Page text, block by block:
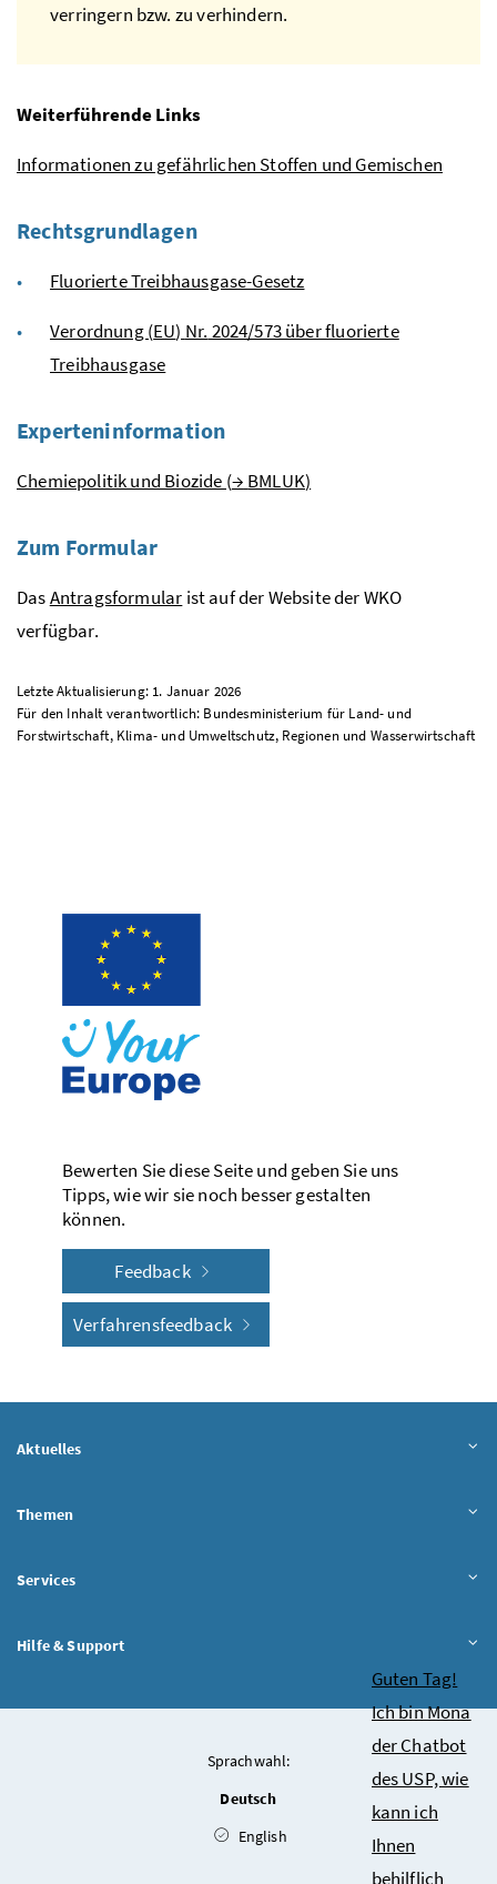
verringern bzw. zu verhindern.
Weiterführende Links
Informationen zu gefährlichen Stoffen und Gemischen
Rechtsgrundlagen
Fluorierte Treibhausgase-Gesetz
Verordnung (EU) Nr. 2024/573 über fluorierte
Treibhausgase
Experteninformation
Chemiepolitik und Biozide (→ BMLUK)
Zum Formular
DasAntragsformular ist auf der Website derWKO
verfügbar.
Letzte Aktualisierung: 1. Januar 2026
Für den Inhalt verantwortlich: Bundesministerium für Land- und
Forstwirtschaft, Klima- und Umweltschutz, Regionen und Wasserwirtschaft
Bewerten Sie diese Seite und geben Sie uns
Tipps, wie wir sie noch besser gestalten
können.
Feedback
Verfahrensfeedback
Aktuelles
Themen
Services
Hilfe & Support
Sprachwahl:
Deutsch
English
Chatbot
Guten Tag!
Ich bin Mona
der Chatbot
des USP, wie
kann ich
Ihnen
behilflich